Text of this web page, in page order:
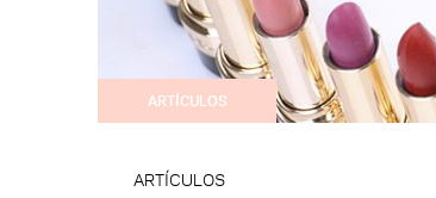
ARTÍCULOS
ARTÍCULOS